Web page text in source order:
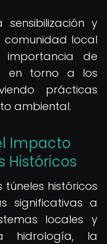
y
local
de
en torno a los
prácticas
ambiental.
Impacto
Históricos
históricos
significativas a
locales y
hidrología, la